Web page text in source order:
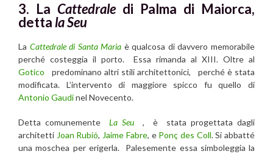
3. La Cattedrale di Palma di Maiorca,
dettala Seu
La Cattedrale di Santa Maria è qualcosa di davvero memorabile
perché costeggia il porto. Essa rimanda al XIII. Oltre al
Gotico
predominano altri stili architettonici, perché è stata
modificata. L’intervento di maggiore spicco fu quello di
Antonio Gaudinel Novecento.
Detta comunemente La Seu , è stata progettata dagli
architetti Joan Rubió, Jaime Fabre, e Ponç des Coll. Si abbatté
una moschea per erigerla. Palesemente essa simboleggia la